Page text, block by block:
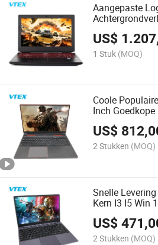
Aangepaste
I7-7700hq 6g
Gaming Laptop
US$
1 Stuk (MOQ)
Coole
Inch
Snelheid Rtx
Gaming
US$
2 Stukken (MOQ)
Snelle
Kern I3 I5 Win
Laptop
Laptops
US$
2 Stukken (MOQ)